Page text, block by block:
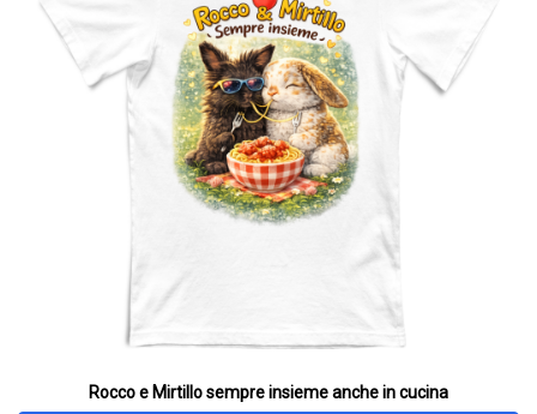
Rocco e Mirtillo sempre insieme anche in cucina